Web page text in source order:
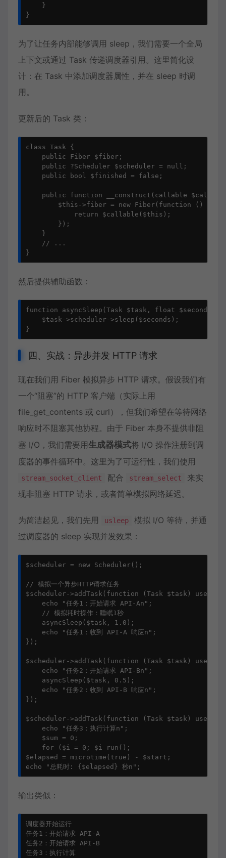
    }
}
为了让任务内部能够调用 sleep，我们需要一个全局
上下文或通过 Task 传递调度器引用。这里简化设
计：在 Task 中添加调度器属性，并在 sleep 时调
用。
更新后的 Task 类：
class Task {
    public Fiber $fiber;
    public ?Scheduler $scheduler = null;
    public bool $finished = false;
public function __construct(callable
$this->fiber = new Fiber(function () use
            return $callable($this);
        });
    }
    // ...
}
然后提供辅助函数：
function asyncSleep(Task $task, float $seconds):
    $task->scheduler->sleep($seconds);
}
四、实战：异步并发 HTTP 请求
现在我们用 Fiber 模拟异步 HTTP 请求。假设我们有
一个“阻塞”的 HTTP 客户端（实际上用
file_get_contents 或 curl），但我们希望在等待网络
响应时不阻塞其他协程。由于 Fiber 本身不提供非阻
塞 I/O，我们需要用生成器模式将 I/O 操作注册到调
度器的事件循环中。这里为了可运行性，我们使用
stream_socket_client 配合 stream_select
来实
现非阻塞 HTTP 请求，或者简单模拟网络延迟。
为简洁起见，我们先用 usleep
模拟 I/O 等待，并通
过调度器的 sleep 实现并发效果：
$scheduler = new Scheduler();
// 模拟一个异步HTTP请求任务
$scheduler->addTask(function (Task $task) use
    echo "任务1：开始请求 API-An";
    // 模拟耗时操作：睡眠1秒
    asyncSleep($task, 1.0);
    echo "任务1：收到 API-A 响应n";
});
$scheduler->addTask(function (Task $task) use
    echo "任务2：开始请求 API-Bn";
    asyncSleep($task, 0.5);
    echo "任务2：收到 API-B 响应n";
});
$scheduler->addTask(function (Task $task) use
    echo "任务3：执行计算n";
    $sum = 0;
    for ($i = 0; $i run();
$elapsed = microtime(true) - $start;
echo "总耗时: {$elapsed} 秒n";
输出类似：
调度器开始运行
任务1：开始请求 API-A
任务2：开始请求 API-B
任务3：执行计算